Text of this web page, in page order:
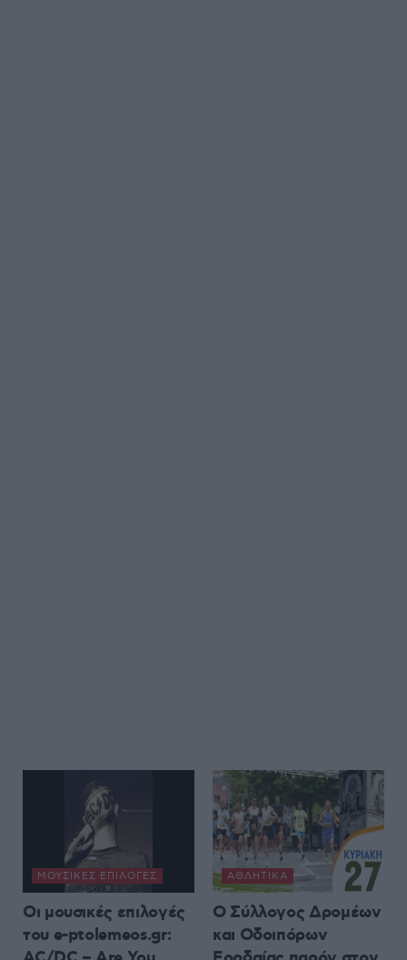
ΜΟΥΣΙΚΈΣ ΕΠΙΛΟΓΈΣ
Οι μουσικές επιλογές
του e-ptolemeos.gr:
ΑΘΛΗΤΙΚΆ
Ο Σύλλογος Δρομέων
και Οδοιπόρων